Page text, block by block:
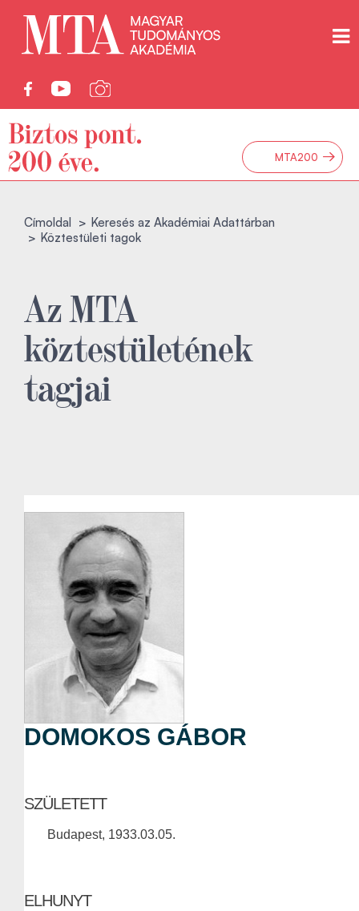
MTA200 →
Címoldal
Keresés az Akadémiai Adattárban
Köztestületi tagok
Az MTA
köztestületének
tagjai
DOMOKOS GÁBOR
SZÜLETETT
Budapest, 1933.03.05.
ELHUNYT